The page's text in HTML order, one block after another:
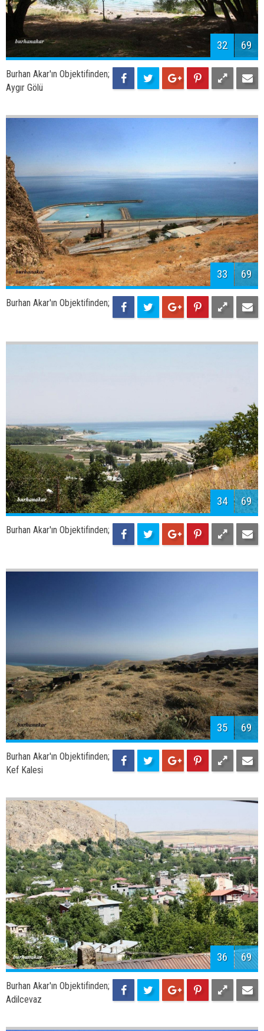
32 69
Burhan Akar'ın Objektifinden;
Aygır Gölü
33 69
Burhan Akar'ın Objektifinden;
34 69
Burhan Akar'ın Objektifinden;
35 69
Burhan Akar'ın Objektifinden;
Kef Kalesi
36 69
Burhan Akar'ın Objektifinden;
Adilcevaz